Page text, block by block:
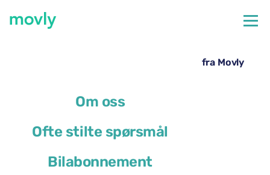
Om oss
Ofte stilte spørsmål
Bilabonnement
Leie av Ford Focus på Valencia lufthavn – fra Movly